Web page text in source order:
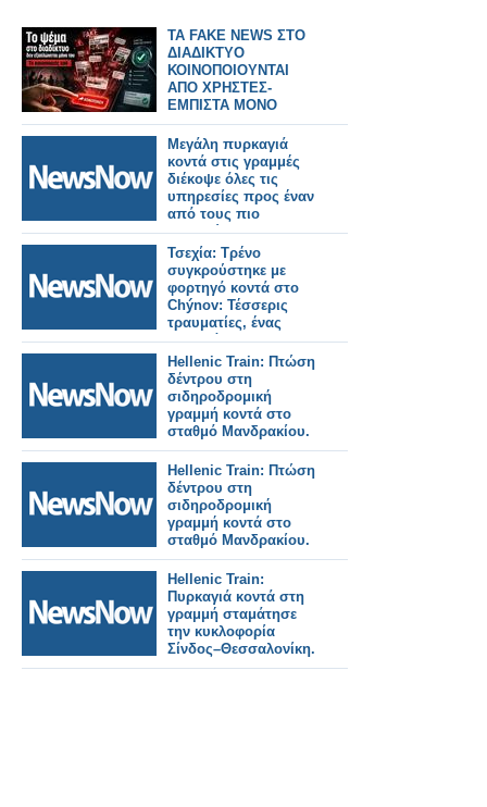
TA FAKE NEWS ΣΤΟ
ΔΙΑΔΙΚΤΥΟ
ΚΟΙΝΟΠΟΙΟΥΝΤΑΙ
ΑΠΟ ΧΡΗΣΤΕΣ-
ΕΜΠΙΣΤΑ ΜΟΝΟ
ΑΞΙΟΠΙΣΤΑ SITE
Μεγάλη πυρκαγιά
κοντά στις γραμμές
διέκοψε όλες τις
υπηρεσίες προς έναν
από τους πιο
πολυσύχναστους
σιδηροδρομικούς
σταθμούς του
Λονδίνου.
Τσεχία: Τρένο
συγκρούστηκε με
φορτηγό κοντά στο
Chýnov: Τέσσερις
τραυματίες, ένας
σοβαρά.
Hellenic Train: Πτώση
δέντρου στη
σιδηροδρομική
γραμμή κοντά στο
σταθμό Μανδρακίου.
Hellenic Train: Πτώση
δέντρου στη
σιδηροδρομική
γραμμή κοντά στο
σταθμό Μανδρακίου.
Hellenic Train:
Πυρκαγιά κοντά στη
γραμμή σταμάτησε
την κυκλοφορία
Σίνδος–Θεσσαλονίκη.